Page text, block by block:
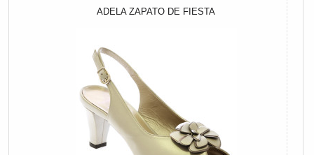
ADELA ZAPATO DE FIESTA